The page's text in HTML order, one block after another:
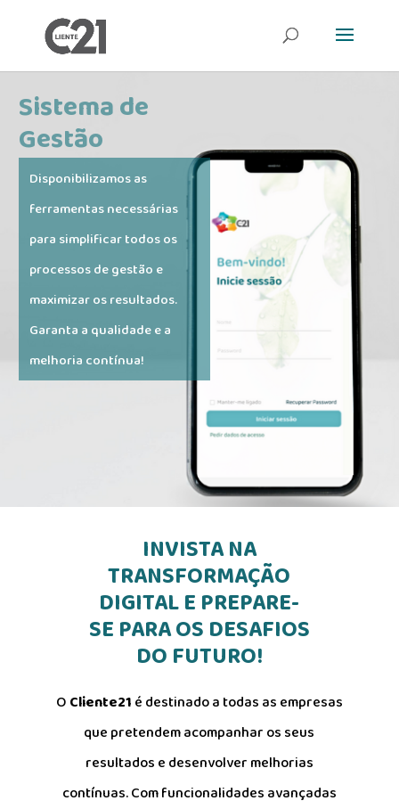
Sistema de
Gestão
Disponibilizamos as
ferramentas necessárias
para simplificar todos os
processos de gestão e
maximizar os resultados.
Garanta a qualidade e a
melhoria contínua!
INVISTA NA
TRANSFORMAÇÃO
DIGITAL E PREPARE-
SE PARA OS DESAFIOS
DO FUTURO!
O Cliente21 é destinado a todas as empresas
que pretendem acompanhar os seus
resultados e desenvolver melhorias
contínuas. Com funcionalidades avançadas